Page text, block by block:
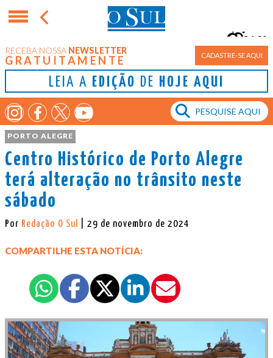
RECEBA NOSSA NEWSLETTER
GRATUITAMENTE CADASTRE-SE AQUI
LEIA A EDIÇÃO DE HOJE AQUI
Porto Alegre
16°
PORTO ALEGRE
Centro Histórico de Porto Alegre
terá alteração no trânsito neste
sábado
Por Redação O Sul | 29 de novembro de 2024
COMPARTILHE ESTA NOTÍCIA: